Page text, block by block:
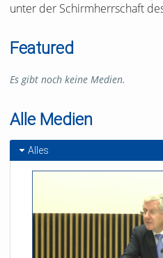
unter der Schirmherrschaft
Featured
Es gibt noch keine Medien.
Alle Medien
Alles